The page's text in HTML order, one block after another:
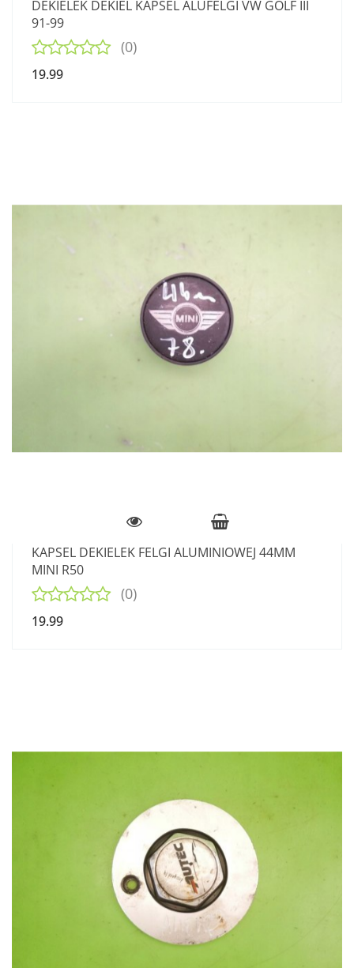
DEKIELEK DEKIEL KAPSEL ALUFELGI VW GOLF III
91-99
(0)
19.99
KAPSEL DEKIELEK FELGI ALUMINIOWEJ 44MM
MINI R50
(0)
19.99